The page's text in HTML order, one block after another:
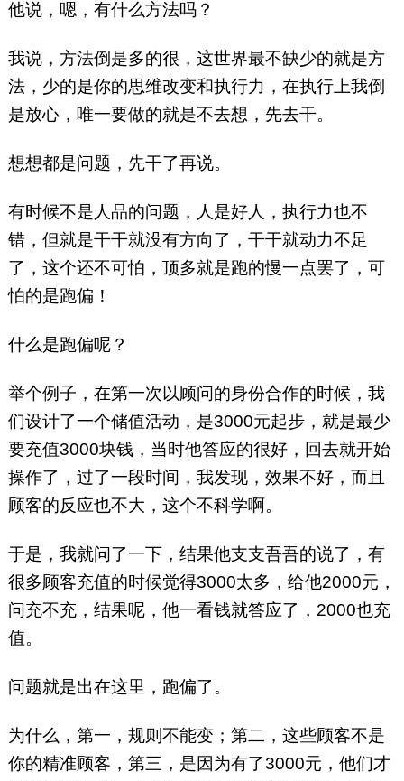
他说，嗯，有什么方法吗？
我说，方法倒是多的很，这世界最不缺少的就是方
法，少的是你的思维改变和执行力，在执行上我倒
是放心，唯一要做的就是不去想，先去干。
想想都是问题，先干了再说。
有时候不是人品的问题，人是好人，执行力也不
错，但就是干干就没有方向了，干干就动力不足
了，这个还不可怕，顶多就是跑的慢一点罢了，可
怕的是跑偏！
什么是跑偏呢？
举个例子，在第一次以顾问的身份合作的时候，我
们设计了一个储值活动，是3000元起步，就是最少
要充值3000块钱，当时他答应的很好，回去就开始
操作了，过了一段时间，我发现，效果不好，而且
顾客的反应也不大，这个不科学啊。
于是，我就问了一下，结果他支支吾吾的说了，有
很多顾客充值的时候觉得3000太多，给他2000元，
问充不充，结果呢，他一看钱就答应了，2000也充
值。
问题就是出在这里，跑偏了。
为什么，第一，规则不能变；第二，这些顾客不是
你的精准顾客，第三，是因为有了3000元，他们才